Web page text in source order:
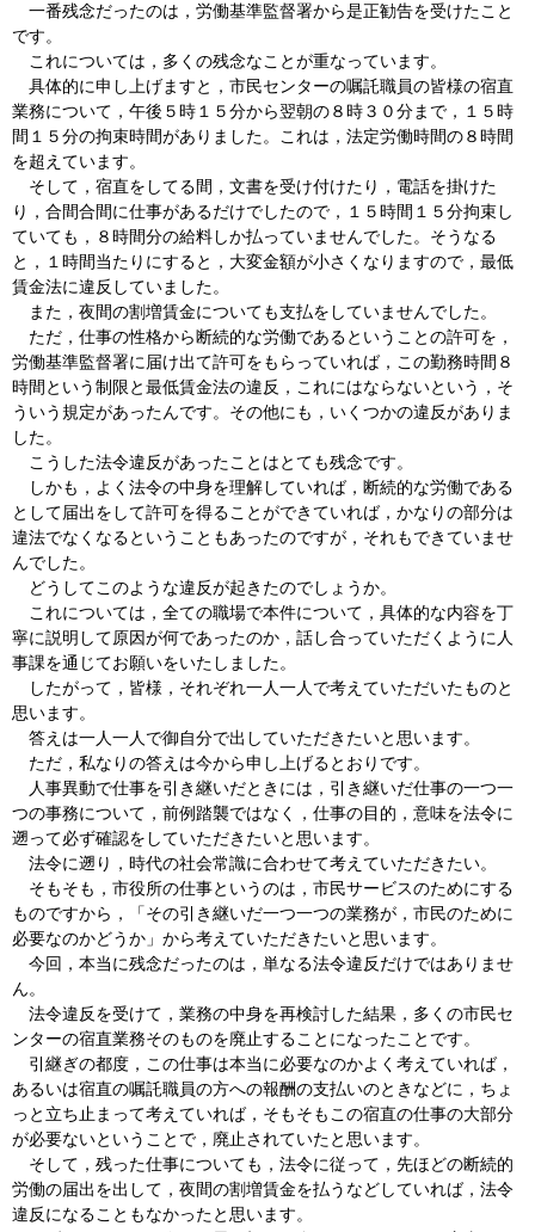
一番残念だったのは，労働基準監督署から是正勧告を受けたこと
です。
これについては，多くの残念なことが重なっています。
具体的に申し上げますと，市民センターの嘱託職員の皆様の宿直
業務について，午後５時１５分から翌朝の８時３０分まで，１５時
間１５分の拘束時間がありました。これは，法定労働時間の８時間
を超えています。
そして，宿直をしてる間，文書を受け付けたり，電話を掛けた
り，合間合間に仕事があるだけでしたので，１５時間１５分拘束し
ていても，８時間分の給料しか払っていませんでした。そうなる
と，１時間当たりにすると，大変金額が小さくなりますので，最低
賃金法に違反していました。
また，夜間の割増賃金についても支払をしていませんでした。
ただ，仕事の性格から断続的な労働であるということの許可を，
労働基準監督署に届け出て許可をもらっていれば，この勤務時間８
時間という制限と最低賃金法の違反，これにはならないという，そ
ういう規定があったんです。その他にも，いくつかの違反がありま
した。
こうした法令違反があったことはとても残念です。
しかも，よく法令の中身を理解していれば，断続的な労働である
として届出をして許可を得ることができていれば，かなりの部分は
違法でなくなるということもあったのですが，それもできていませ
んでした。
どうしてこのような違反が起きたのでしょうか。
これについては，全ての職場で本件について，具体的な内容を丁
寧に説明して原因が何であったのか，話し合っていただくように人
事課を通じてお願いをいたしました。
したがって，皆様，それぞれ一人一人で考えていただいたものと
思います。
答えは一人一人で御自分で出していただきたいと思います。
ただ，私なりの答えは今から申し上げるとおりです。
人事異動で仕事を引き継いだときには，引き継いだ仕事の一つ一
つの事務について，前例踏襲ではなく，仕事の目的，意味を法令に
遡って必ず確認をしていただきたいと思います。
法令に遡り，時代の社会常識に合わせて考えていただきたい。
そもそも，市役所の仕事というのは，市民サービスのためにする
ものですから，「その引き継いだ一つ一つの業務が，市民のために
必要なのかどうか」から考えていただきたいと思います。
今回，本当に残念だったのは，単なる法令違反だけではありませ
ん。
法令違反を受けて，業務の中身を再検討した結果，多くの市民セ
ンターの宿直業務そのものを廃止することになったことです。
引継ぎの都度，この仕事は本当に必要なのかよく考えていれば，
あるいは宿直の嘱託職員の方への報酬の支払いのときなどに，ちょ
っと立ち止まって考えていれば，そもそもこの宿直の仕事の大部分
が必要ないということで，廃止されていたと思います。
そして，残った仕事についても，法令に従って，先ほどの断続的
労働の届出を出して，夜間の割増賃金を払うなどしていれば，法令
違反になることもなかったと思います。